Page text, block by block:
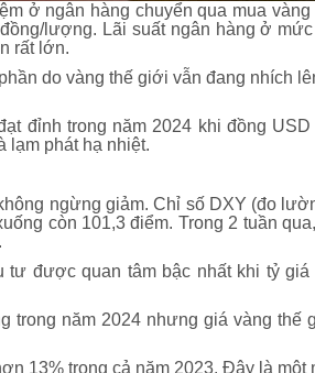
ở ngân hàng chuyển qua mua
lượng. Lãi suất ngân hàng ở
rất lớn.
do vàng thế giới vẫn đang nhích
đỉnh trong năm 2024 khi đồng
lạm phát hạ nhiệt.
ngừng giảm. Chỉ số DXY (đo
còn 101,3 điểm. Trong 2 tuần
tư được quan tâm bậc nhất khi tỷ
trong năm 2024 nhưng giá vàng thế
13% trong cả năm 2023. Đây là một